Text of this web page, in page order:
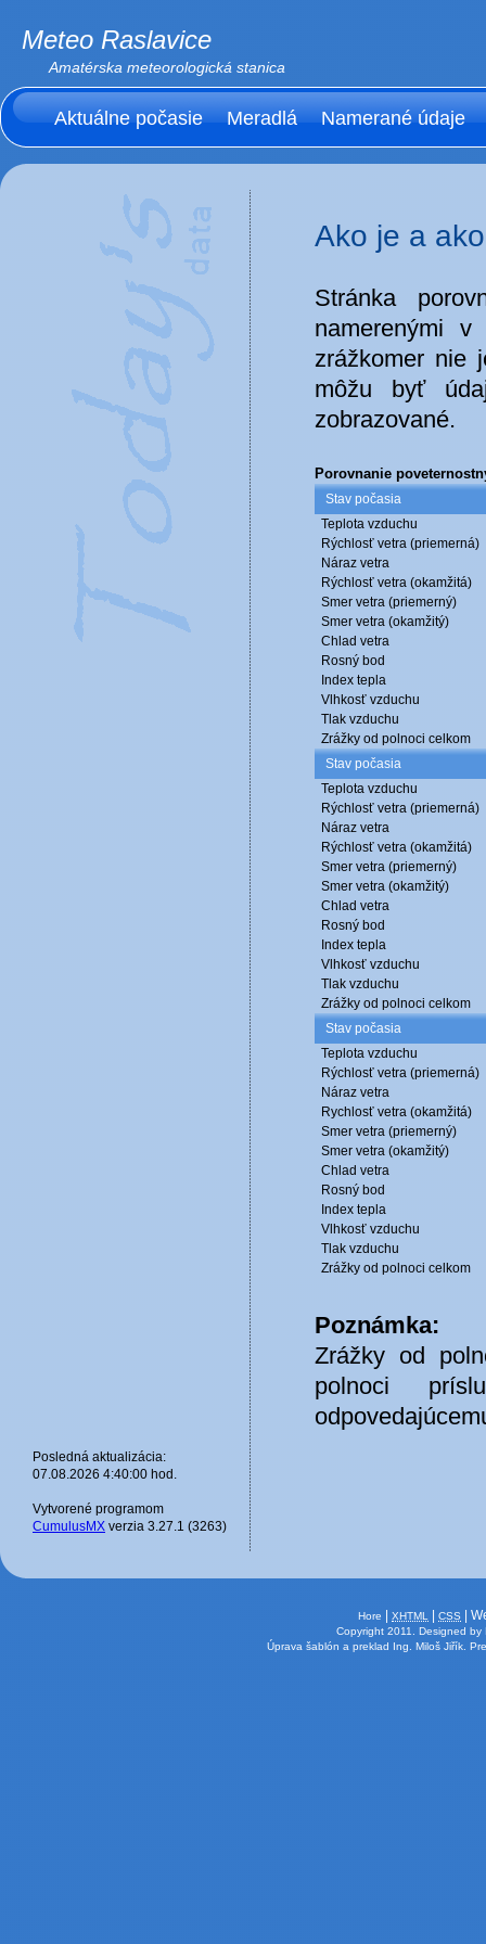
Meteo Raslavice
Amatérska meteorologická stanica
Aktuálne počasie Meradlá Namerané údaje
Ako je a
Stránka
namerenými
zrážkomer nie
môžu byť
zobrazované.
Porovnanie
Stav počasia
Teplota vzduchu
Rýchlosť vetra (priemerná)
Náraz vetra
Rýchlosť vetra (okamžitá)
Smer vetra (priemerný)
Smer vetra (okamžitý)
Chlad vetra
Rosný bod
Index tepla
Vlhkosť vzduchu
Tlak vzduchu
Zrážky od polnoci celkom
Stav počasia
Teplota vzduchu
Rýchlosť vetra (priemerná)
Náraz vetra
Rýchlosť vetra (okamžitá)
Smer vetra (priemerný)
Smer vetra (okamžitý)
Chlad vetra
Rosný bod
Index tepla
Vlhkosť vzduchu
Tlak vzduchu
Zrážky od polnoci celkom
Stav počasia
Teplota vzduchu
Rýchlosť vetra (priemerná)
Náraz vetra
Rychlosť vetra (okamžitá)
Smer vetra (priemerný)
Smer vetra (okamžitý)
Chlad vetra
Rosný bod
Index tepla
Vlhkosť vzduchu
Tlak vzduchu
Zrážky od polnoci celkom
Poznámka:
Zrážky od
polnoci
Posledná aktualizácia:
07.08.2026 4:40:00 hod.
Vytvorené programom
CumulusMX verzia 3.27.1 (3263)
Hore XHTML CSS |
Copyright 2011.Designed by
Úprava šablón a preklad Ing. Miloš Jiřík .